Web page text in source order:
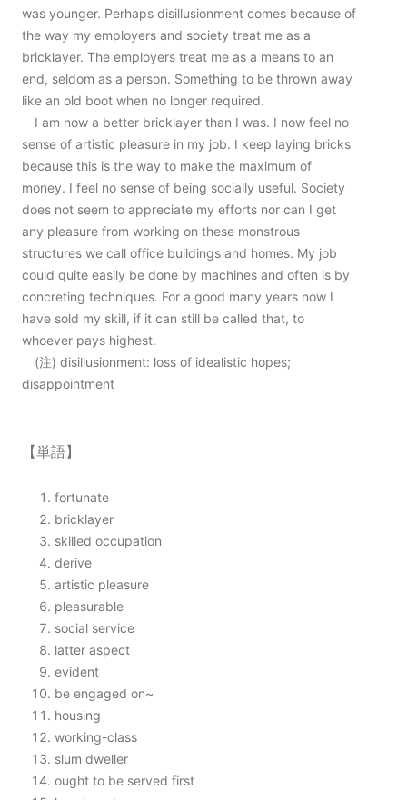
was younger. Perhaps disillusionment comes because of
the way my employers and society treat me as a
bricklayer. The employers treat me as a means to an
end, seldom as a person. Something to be thrown away
like an old boot when no longer required.
I am now a better bricklayer than I was. I now feel no
sense of artistic pleasure in my job. I keep laying bricks
because this is the way to make the maximum of
money. I feel no sense of being socially useful. Society
does not seem to appreciate my efforts nor can I get
any pleasure from working on these monstrous
structures we call office buildings and homes. My job
could quite easily be done by machines and often is by
concreting techniques. For a good many years now I
have sold my skill, if it can still be called that, to
whoever pays highest.
(注) disillusionment: loss of idealistic hopes;
disappointment
【単語】
fortunate
bricklayer
skilled occupation
derive
artistic pleasure
pleasurable
social service
latter aspect
evident
be engaged on~
housing
working-class
slum dweller
ought to be served first